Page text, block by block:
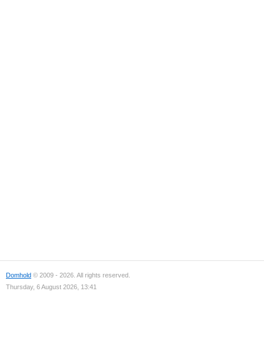
Domhold © 2009 - 2026. All rights reserved.
Thursday, 6 August 2026, 13:41